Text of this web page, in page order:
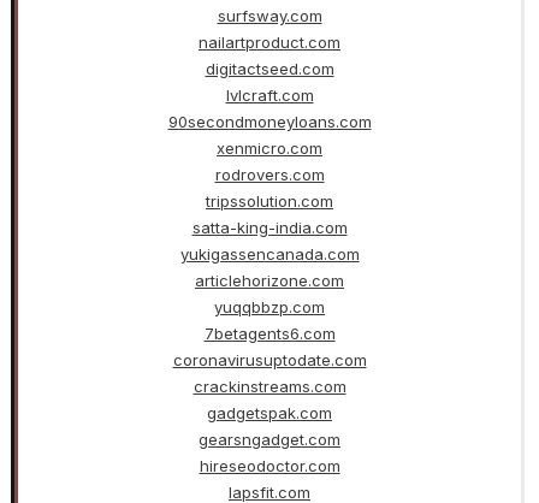
surfsway.com
nailartproduct.com
digitactseed.com
lvlcraft.com
90secondmoneyloans.com
xenmicro.com
rodrovers.com
tripssolution.com
satta-king-india.com
yukigassencanada.com
articlehorizone.com
yuqqbbzp.com
7betagents6.com
coronavirusuptodate.com
crackinstreams.com
gadgetspak.com
gearsngadget.com
hireseodoctor.com
lapsfit.com